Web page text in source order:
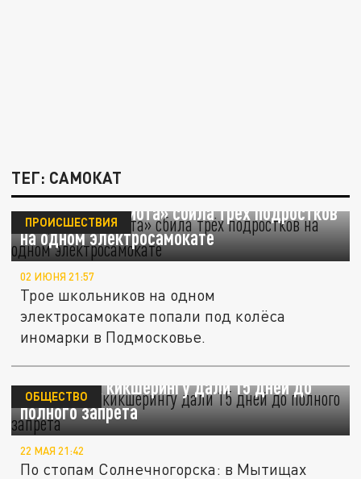
ТЕГ: САМОКАТ
В Щёлкове «Тойота» сбила трёх подростков
на одном электросамокате
ПРОИСШЕСТВИЯ
02 ИЮНЯ 21:57
Трое школьников на одном
электросамокате попали под колёса
иномарки в Подмосковье.
В Мытищах кикшерингу дали 15 дней до
полного запрета
ОБЩЕСТВО
22 МАЯ 21:42
По стопам Солнечногорска: в Мытищах